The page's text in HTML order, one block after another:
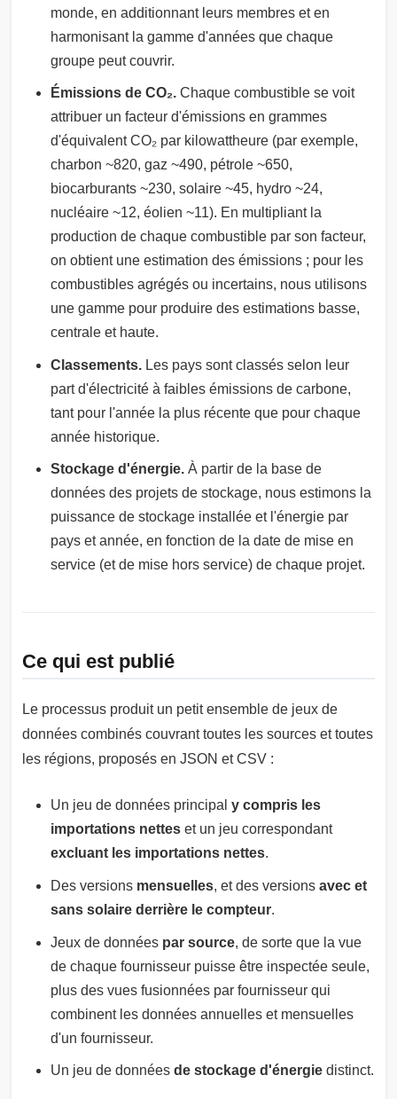
monde, en additionnant leurs membres et en
harmonisant la gamme d'années que chaque
groupe peut couvrir.
Émissions de CO₂. Chaque combustible se voit
attribuer un facteur d'émissions en grammes
d'équivalent CO₂ par kilowattheure (par exemple,
charbon ~820, gaz ~490, pétrole ~650,
biocarburants ~230, solaire ~45, hydro ~24,
nucléaire ~12, éolien ~11). En multipliant la
production de chaque combustible par son facteur,
on obtient une estimation des émissions ; pour les
combustibles agrégés ou incertains, nous utilisons
une gamme pour produire des estimations basse,
centrale et haute.
Classements. Les pays sont classés selon leur
part d'électricité à faibles émissions de carbone,
tant pour l'année la plus récente que pour chaque
année historique.
Stockage d'énergie. À partir de la base de
données des projets de stockage, nous estimons la
puissance de stockage installée et l'énergie par
pays et année, en fonction de la date de mise en
service (et de mise hors service) de chaque projet.
Ce qui est publié
Le processus produit un petit ensemble de jeux de
données combinés couvrant toutes les sources et toutes
les régions, proposés en JSON et CSV :
Un jeu de données principal y compris les
importations nettes et un jeu correspondant
excluant les importations nettes.
Des versions mensuelles, et des versions avec et
sans solaire derrière le compteur.
Jeux de données par source, de sorte que la vue
de chaque fournisseur puisse être inspectée seule,
plus des vues fusionnées par fournisseur qui
combinent les données annuelles et mensuelles
d'un fournisseur.
Un jeu de données de stockage d'énergie distinct.